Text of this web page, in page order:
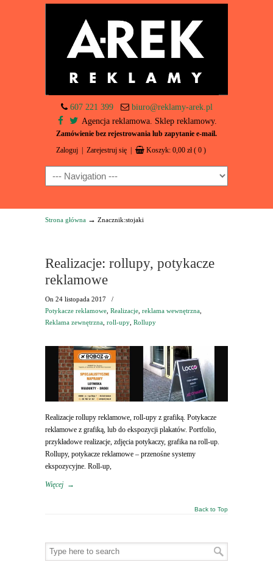
607 221 399
biuro@reklamy-arek.pl
Agencja reklamowa. Sklep reklamowy.
Zamówienie bez rejestrowania lub zapytanie e-mail.
Zaloguj Zarejestruj się Koszyk: 0,00 zł ( 0 )
Navigation
Strona główna → Znacznik:stojaki
Realizacje: rollupy, potykacze
reklamowe
On 24 listopada 2017
/
Potykacze reklamowe Realizacje reklama wewnętrzna
Reklama zewnętrzna roll-upy Rollupy
Realizacje rollupy reklamowe, roll-upy z grafiką. Potykacze
reklamowe z grafiką, lub do ekspozycji plakatów. Portfolio,
przykładowe realizacje, zdjęcia potykaczy, grafika na roll-up.
Rollupy, potykacze reklamowe – przenośne systemy
ekspozycyjne. Roll-up,
Więcej →
Back to Top